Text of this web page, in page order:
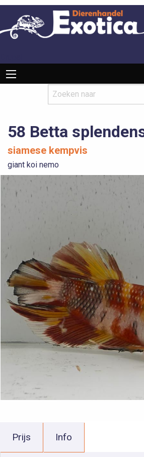
Overslaan
naar
gaan
Hoofdnavigatie
58 Betta
siamese kempvis
giant koi nemo
Prijs Info